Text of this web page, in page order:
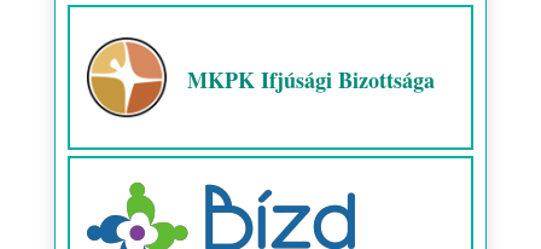
MKPK Ifjúsági Bizottsága